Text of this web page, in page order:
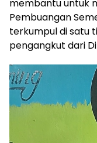
membantu untuk
Pembuangan
terkumpul di satu
pengangkut dari